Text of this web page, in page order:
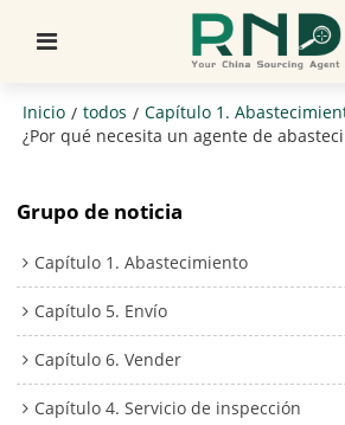
Inicio / todos / Capítulo 1.
¿Por qué necesita un agente de
Grupo de noticia
Capítulo 1. Abastecimiento
Capítulo 5. Envío
Capítulo 6. Vender
Capítulo 4. Servicio de inspección